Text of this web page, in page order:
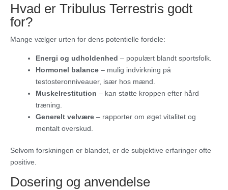
Hvad er Tribulus Terrestris godt
for?
Mange vælger urten for dens potentielle fordele:
Energi og udholdenhed – populært blandt sportsfolk.
Hormonel balance – mulig indvirkning på
testosteronniveauer, især hos mænd.
Muskelrestitution – kan støtte kroppen efter hård
træning.
Generelt velvære – rapporter om øget vitalitet og
mentalt overskud.
Selvom forskningen er blandet, er de subjektive erfaringer ofte
positive.
Dosering og anvendelse